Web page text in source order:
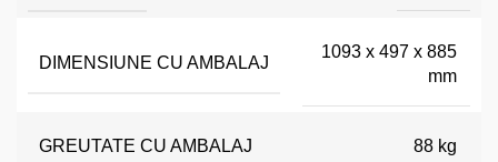
DIMENSIUNE CU AMBALAJ
1093 x 497 x 885
mm
GREUTATE CU AMBALAJ 88 kg